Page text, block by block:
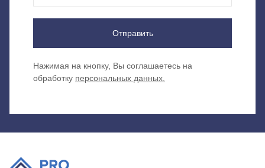
Нажимая на кнопку, Вы соглашаетесь на
обработку персональных данных.
Отправить